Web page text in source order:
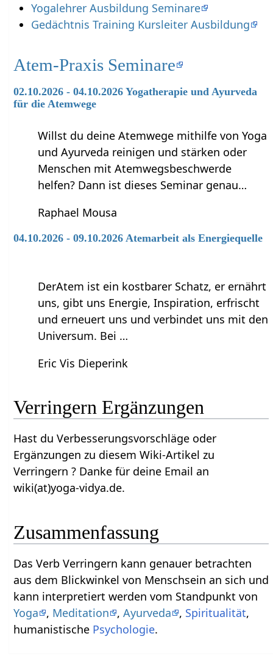
Yogalehrer Ausbildung Seminare
Gedächtnis Training Kursleiter Ausbildung
Atem-Praxis Seminare
02.10.2026 - 04.10.2026 Yogatherapie und Ayurveda
für die Atemwege
Willst du deine Atemwege mithilfe von Yoga
und Ayurveda reinigen und stärken oder
Menschen mit Atemwegsbeschwerde
helfen? Dann ist dieses Seminar genau…
Raphael Mousa
04.10.2026 - 09.10.2026 Atemarbeit als Energiequelle
DerAtem ist ein kostbarer Schatz, er ernährt
uns, gibt uns Energie, Inspiration, erfrischt
und erneuert uns und verbindet uns mit den
Universum. Bei …
Eric Vis Dieperink
Verringern‏‎ Ergänzungen
Hast du Verbesserungsvorschläge oder
Ergänzungen zu diesem Wiki-Artikel zu
Verringern‏‎ ? Danke für deine Email an
wiki(at)yoga-vidya.de.
Zusammenfassung
Das Verb Verringern‏‎ kann genauer betrachten
aus dem Blickwinkel von Menschsein an sich und
kann interpretiert werden vom Standpunkt von
Yoga
, Meditation ,Ayurveda , Spiritualität,
humanistische Psychologie.